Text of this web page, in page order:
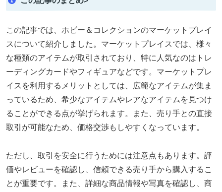
この記事では、ホビー＆コレクションのマーケットプレイ
スについて紹介しました。マーケットプレイスでは、様々
な種類のアイテムが取引されており、特に人気なのはトレ
ーディングカードやフィギュアなどです。マーケットプレ
イスを利用するメリットとしては、広範なアイテムが集ま
っているため、希少なアイテムやレアなアイテムを見つけ
ることができる点が挙げられます。また、売り手との直接
取引が可能なため、価格交渉もしやすくなっています。
ただし、取引を安全に行うためには注意点もあります。評
価やレビューを確認し、信頼できる売り手から購入するこ
とが重要です。また、詳細な商品情報や写真を確認し、商